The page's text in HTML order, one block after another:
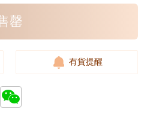
罄
有貨提醒